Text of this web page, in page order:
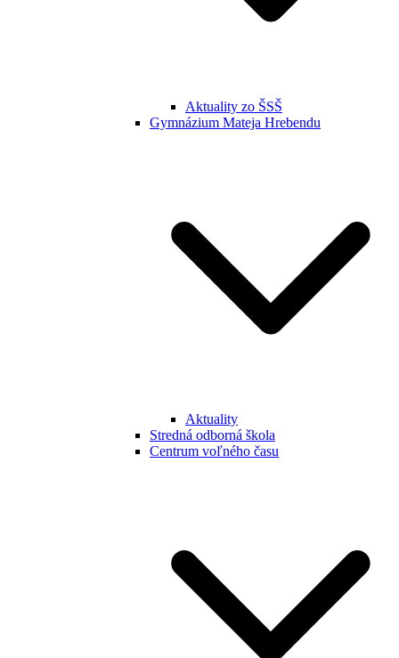
Aktuality zo ŠSŠ
Gymnázium Mateja Hrebendu
Aktuality
Stredná odborná škola
Centrum voľného času